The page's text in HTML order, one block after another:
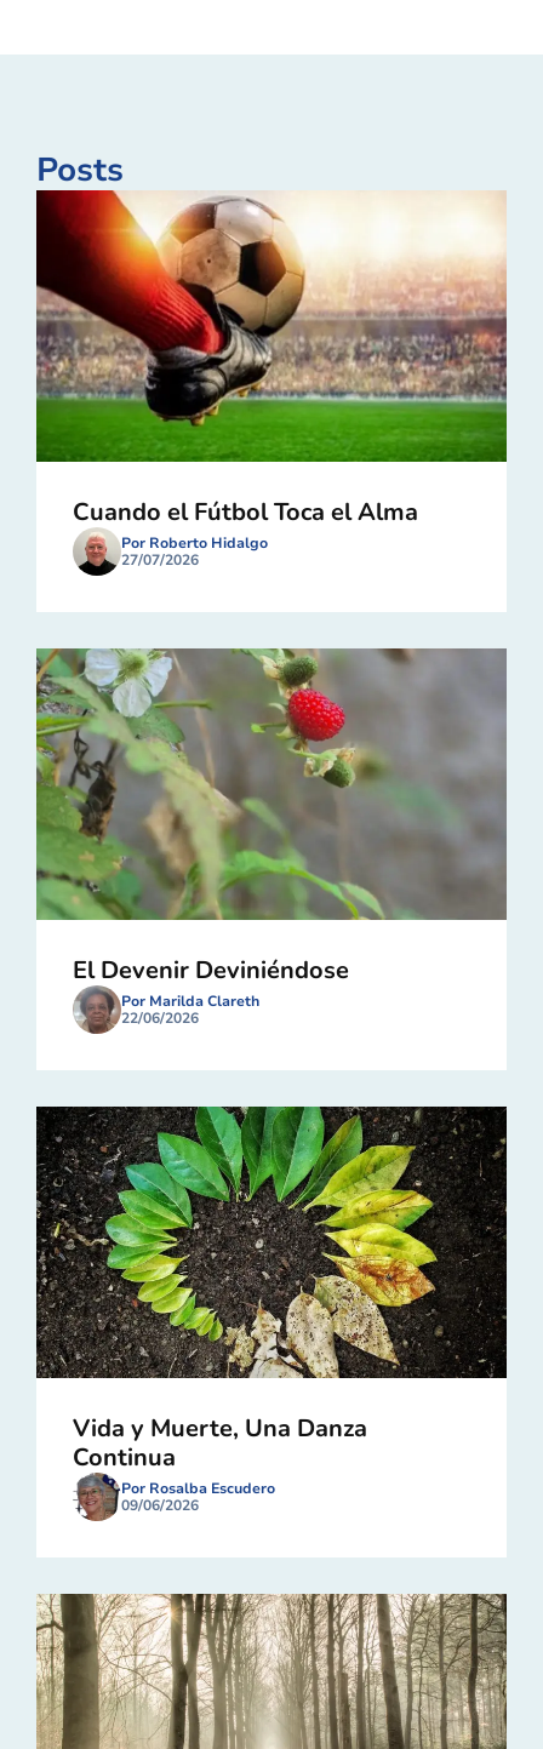
Posts
Cuando el Fútbol Toca el Alma
Por Roberto Hidalgo
27/07/2026
El Devenir Deviniéndose
Por Marilda Clareth
22/06/2026
Vida y Muerte, Una Danza
Continua
Por Rosalba Escudero
09/06/2026